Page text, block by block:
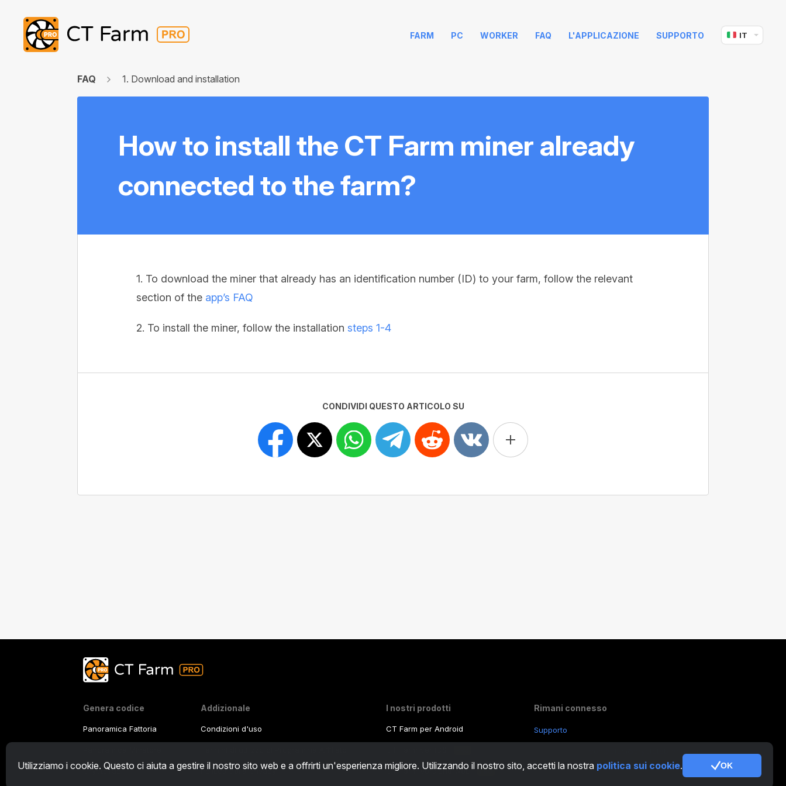
FARM PC WORKER FAQ L'APPLICAZIONE SUPPORTO IT
FAQ 1. Download and installation
How to install the CT Farm miner already
connected to the farm?
1. To download the miner that already has an identification number (ID) to your farm, follow the relevant
section of the app’s FAQ
2. To install the miner, follow the installation steps 1-4
CONDIVIDI QUESTO ARTICOLO SU
Utilizziamo i cookie. Questo ci aiuta a gestire il nostro sito web e a offrirti un'esperienza migliore. Utilizzando il nostro sito, accetti la nostra politica sui cookie. OK
Genera codice
Panoramica Fattoria
CryptoTab
Addizionale
Condizioni d'uso
Politica della privacy
I nostri prodotti
CT Farm per Android
CT Farm Versione web
Rimani connesso
Supporto